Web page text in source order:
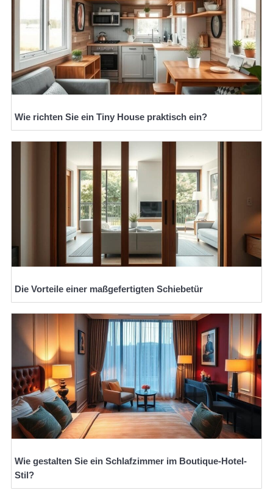
Wie richten Sie ein Tiny House praktisch ein?
Die Vorteile einer maßgefertigten Schiebetür
Wie gestalten Sie ein Schlafzimmer im Boutique-Hotel-
Stil?